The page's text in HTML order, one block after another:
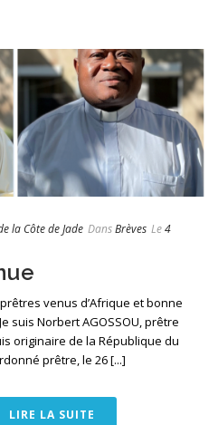
la Côte de Jade DansBrèves Le4
venus d’Afrique et bonne
suis Norbert AGOSSOU, prêtre
originaire de la République du
prêtre, le 26 [...]
LIRE LA SUITE